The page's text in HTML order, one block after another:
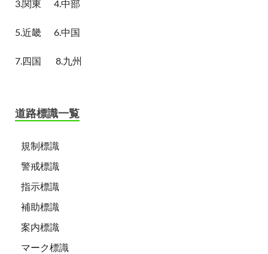
3.関東 4.中部
5.近畿 6.中国
7.四国 8.九州
道路標識一覧
規制標識
警戒標識
指示標識
補助標識
案内標識
マーク標識